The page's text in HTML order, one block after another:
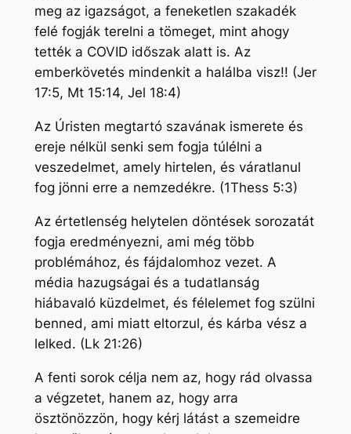
meg az igazságot, a feneketlen szakadék
felé fogják terelni a tömeget, mint ahogy
tették a COVID időszak alatt is. Az
emberkövetés mindenkit a halálba visz!! (Jer
17:5, Mt 15:14, Jel 18:4)
Az Úristen megtartó szavának ismerete és
ereje nélkül senki sem fogja túlélni a
veszedelmet, amely hirtelen, és váratlanul
fog jönni erre a nemzedékre. (1Thess 5:3)
Az értetlenség helytelen döntések sorozatát
fogja eredményezni, ami még több
problémához, és fájdalomhoz vezet. A
média hazugságai és a tudatlanság
hiábavaló küzdelmet, és félelemet fog szülni
benned, ami miatt eltorzul, és kárba vész a
lelked. (Lk 21:26)
A fenti sorok célja nem az, hogy rád olvassa
a végzetet, hanem az, hogy arra
ösztönözzön, hogy kérj látást a szemeidre